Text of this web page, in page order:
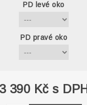
PD levé oko
PD pravé oko
3 390 Kč s DPH